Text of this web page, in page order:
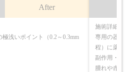
After
浅いポイント（0.2～0.3mm
施術詳細
専用の器械
程）に薬剤
副作用・リ
腫れや赤み